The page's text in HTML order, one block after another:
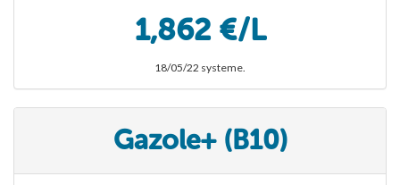
1,862 €/L
18/05/22 systeme.
Gazole+ (B10)